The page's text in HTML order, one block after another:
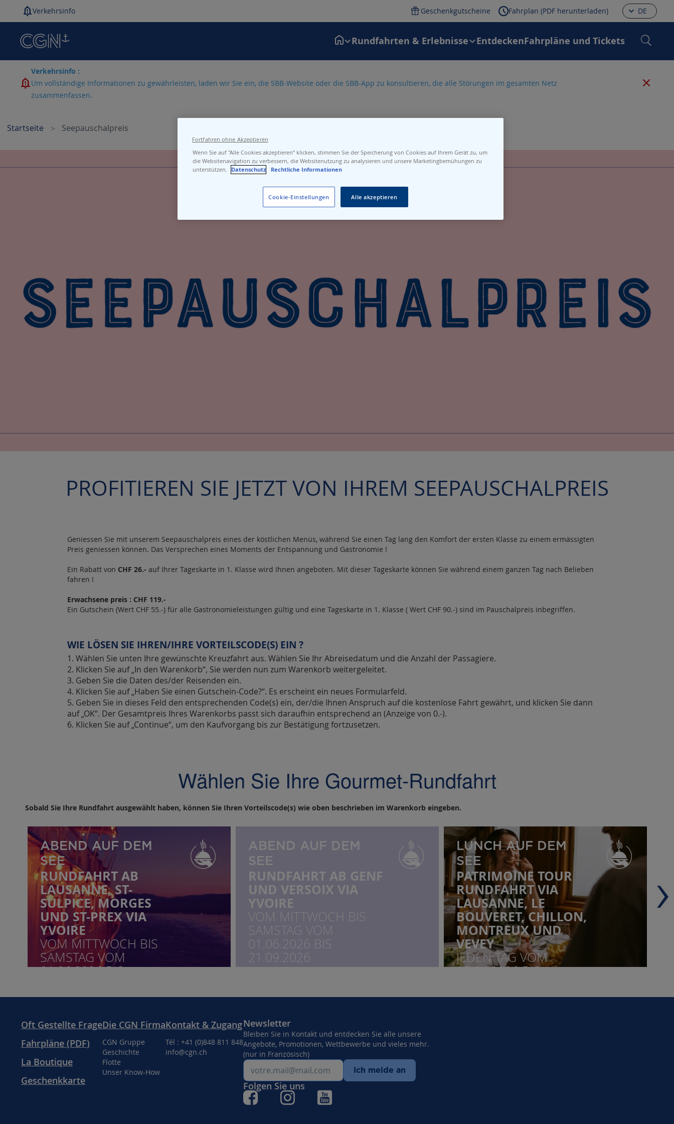
Verkehrsinfo Geschenkgutscheine Fahrplan (PDF herunterladen) DE
Rundfahrten & Erlebnisse EntdeckenFahrpläne und Tickets
Verkehrsinfo :
Um vollständige Informationen zu gewährleisten, laden wir Sie ein, die SBB-Website oder die SBB-App zu konsultieren, die alle Störungen im gesamten Netz
zusammenfassen.
Startseite Seepauschalpreis
PROFITIEREN SIE JETZT VON IHREM SEEPAUSCHALPREIS
Geniessen Sie mit unserem Seepauschalpreis eines der köstlichen Menüs, während Sie einen Tag lang den Komfort der ersten Klasse zu einem ermässigten
Preis geniessen können. Das Versprechen eines Moments der Entspannung und Gastronomie !
Ein Rabatt von CHF 26.- auf Ihrer Tageskarte in 1. Klasse wird Ihnen angeboten. Mit dieser Tageskarte können Sie während einem ganzen Tag nach Belieben
fahren !
Erwachsene preis : CHF 119.-
Ein Gutschein (Wert CHF 55.-) für alle Gastronomieleistungen gültig und eine Tageskarte in 1. Klasse ( Wert CHF 90.-) sind im Pauschalpreis inbegriffen.
WIE LÖSEN SIE IHREN/IHRE VORTEILSCODE(S) EIN ?
1. Wählen Sie unten Ihre gewünschte Kreuzfahrt aus. Wählen Sie Ihr Abreisedatum und die Anzahl der Passagiere.
2. Klicken Sie auf „In den Warenkorb“, Sie werden nun zum Warenkorb weitergeleitet.
3. Geben Sie die Daten des/der Reisenden ein.
4. Klicken Sie auf „Haben Sie einen Gutschein-Code?“. Es erscheint ein neues Formularfeld.
5. Geben Sie in dieses Feld den entsprechenden Code(s) ein, der/die Ihnen Anspruch auf die kostenlose Fahrt gewährt, und klicken Sie dann
auf „OK“. Der Gesamtpreis Ihres Warenkorbs passt sich daraufhin entsprechend an (Anzeige von 0.-).
6. Klicken Sie auf „Continue“, um den Kaufvorgang bis zur Bestätigung fortzusetzen.
Wählen Sie Ihre Gourmet-Rundfahrt
Sobald Sie Ihre Rundfahrt ausgewählt haben, können Sie Ihren Vorteilscode(s) wie oben beschrieben im Warenkorb eingeben.
ABEND AUF DEM
SEE
RUNDFAHRT AB
LAUSANNE, ST-
SULPICE, MORGES
UND ST-PREX VIA
YVOIRE
VOM MITTWOCH BIS
SAMSTAG VOM
01.06.2026 BIS
ABEND AUF DEM
SEE
RUNDFAHRT AB GENF
UND VERSOIX VIA
YVOIRE
VOM MITTWOCH BIS
SAMSTAG VOM
01.06.2026 BIS
21.09.2026
LUNCH AUF DEM
SEE
PATRIMOINE TOUR
RUNDFAHRT VIA
LAUSANNE, LE
BOUVERET, CHILLON,
MONTREUX UND
VEVEY
JEDEN TAG VOM
25.04.2026 BIS
Oft Gestellte Frage
Fahrpläne (PDF)
La Boutique
Geschenkkarte
Die CGN Firma
CGN Gruppe
Geschichte
Flotte
Unser Know-How
Kontakt & Zugang
Tél : +41 (0)848 811 848
info@cgn.ch
Newsletter
Bleiben Sie in Kontakt und entdecken Sie alle unsere
Angebote, Promotionen, Wettbewerbe und vieles mehr.
(nur in Französisch)
Ich melde an
Folgen Sie uns
Wenn Sie auf "Alle Cookies akzeptieren“ klicken, stimmen Sie der Speicherung von Cookies auf Ihrem Gerät zu, um
die Websitenavigation zu verbessern, die Websitenutzung zu analysieren und unsere Marketingbemühungen zu
unterstützen.
Datenschutz Rechtliche Informationen
Cookie-Einstellungen Alle akzeptieren
Fortfahren ohne Akzeptieren